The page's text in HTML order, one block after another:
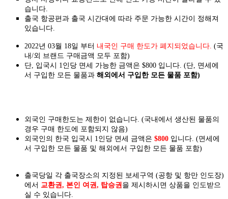
습니다.
출국 항공편과 출국 시간대에 따라 주문 가능한 시간이 정해져
있습니다.
2022년 03월 18일 부터 내국인 구매 한도가 폐지되었습니다. (국
내/외 브랜드 구매금액 모두 포함)
단, 입국시 1인당 면세 가능한 금액은 $800 입니다. (단, 면세에
서 구입한 모든 물품과 해외에서 구입한 모든 물품 포함)
외국인 구매한도는 제한이 없습니다. (국내에서 생산된 물품의
경우 구매 한도에 포함되지 않음)
외국인의 한국 입국시 1인당 면세 금액은 $800 입니다. (면세에
서 구입한 모든 물품 및 해외에서 구입한 모든 물품 포함)
출국당일 각 출국장소의 지정된 보세구역 (공항 및 항만 인도장)
에서 교환권, 본인 여권, 탑승권 을 제시하시면 상품을 인도 받으
실 수 있습니다.